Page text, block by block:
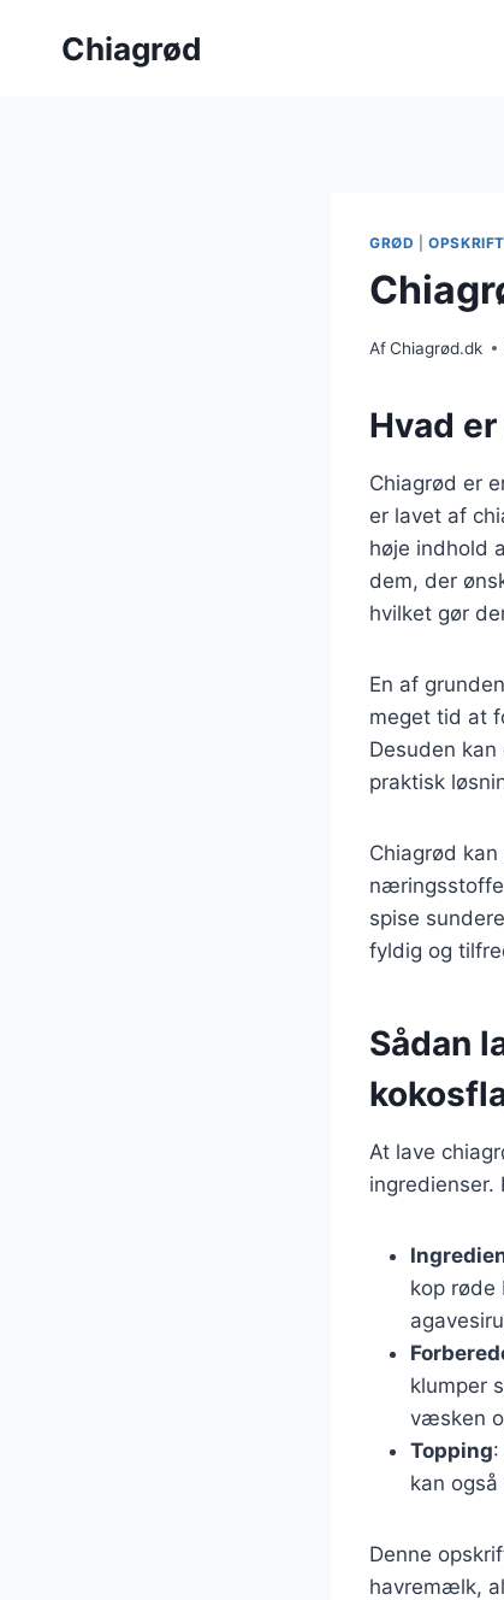
Chiagrød
GRØD |
AfChiagrød.dk
Hvad
Chiagrød er
er lavet af
høje indhold
dem, der
hvilket gør
En af
meget tid at
Desuden
praktisk
Chiagrød
spise
fyldig og
Sådan
At lave
ingredienser.
kop
klumper
væsken
Topping
kan
Denne
havremælk,